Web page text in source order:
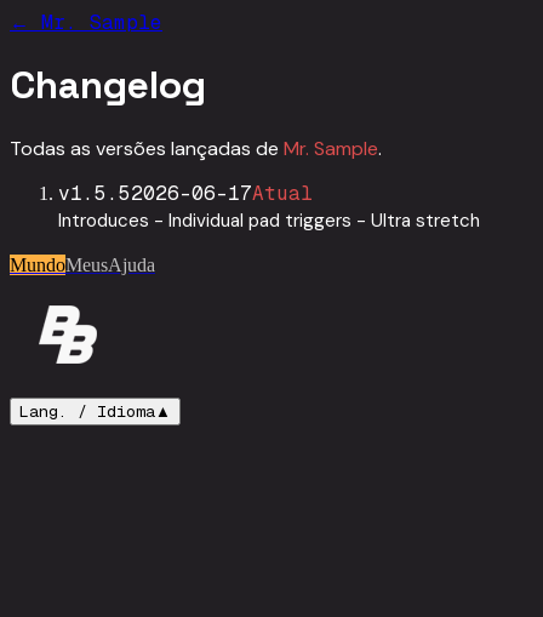
← Mr. Sample
Changelog
Todas as versões lançadas de Mr. Sample.
v1.5.52026-06-17Atual
Introduces - Individual pad triggers - Ultra stretch
MundoMeusAjuda
Lang. / Idioma▲